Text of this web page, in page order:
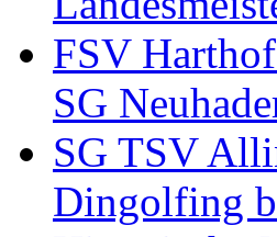
FSV
SG
SG TSV
Dingolfing